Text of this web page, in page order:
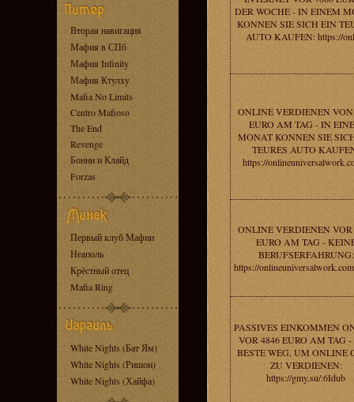
Вторая навигация
Мафия в СПб
Мафия Infinity
Мафия Ктулху
Mafia No Limits
Centro Mafioso
The End
Revenge
Бонни и Клайд
Forzas
Первый клуб Мафии
Неаполь
Крёстный отец
Mafia Ring
White Nights (Бат Ям)
White Nights (Ришон)
White Nights (Хайфа)
DER WOCHE - IN EINEM
KONNEN SIE SICH EIN
AUTO KAUFEN: https://
ONLINE VERDIENEN VON
EURO AM TAG - IN
MONAT KONNEN SIE
TEURES AUTO
https://
ONLINE VERDIENEN VOR
EURO AM TAG -
BERUFSERFAHRUNG:
https://
PASSIVES EINKOMMEN
VOR 4846 EURO AM TAG -
BESTE WEG, UM ONLINE
ZU VERDIENEN:
https://gmy.su/:6Idub